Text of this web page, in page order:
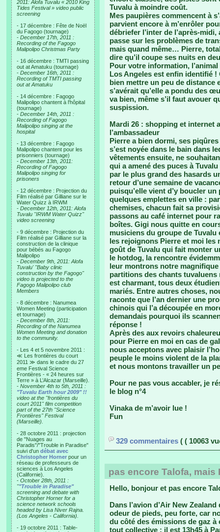
2011: Alofa Tuvalu « 2010 King
Tides Festival » video public
screening
- 17 décembre : Fête de Noël
du Fagogo (tournage)
- December 17th, 2011 :
Recording of the Fagogo
Malipolipo Christmas Party
- 16 décembre : TMTI passing
out at Amatuku (tournage)
- December 16th, 2011 :
Recording of TMTI passing
out at Amatuku
- 14 décembre : Fagogo
Malipolipo chantent à l'hôpital
(tournage)
- December 14th, 2011 :
Recording of Fagogo
Malipolipo singing at the
hospital
- 13 décembre : Fagogo
Malipolipo chantent pour les
prisonniers (tournage)
- December 13th, 2011:
Recording of Fagogo
Malipolipo singing for
prisoners
- 12 décembre : Projection du
Film réalisé par Gilliane sur le
Water Quizz à IRWM
- December 12th, 2011: Alofa
Tuvalu "IRWM Water Quizz"
video screening
- 9 décembre : Projection du
Film réalisé par Gilliane sur la
construction de la clinique
pour bébés au Fagogo
Malipolipo
- December 9th, 2011: Alofa
Tuvalu' "Baby clinic
construction by the Fagogo"
video is projected to the
Fagogo Malipolipo club
Members
- 8 décembre : Nanumea
Women Meeting (participation
et tournage)
- December 8th, 2011:
Recording of the Nanumea
Women Meeting and donation
to the community.
- Les 4 et 5 novembre 2011 :
≪ Les frontières du court
2011 ≫ dans le cadre du 27
eme Festival Science
Frontières - « 24 heures sur
Terre » à L’Alcazar (Marseille).
- November 4th to 5th, 2011 :
"Tuvalu Earth hour 2009" !!
video at the "frontières du
court 2011" film competition
part of the 27th "Science
Frontières" Festival
(Marseille).
- 28 octobre 2011 : projection
de "Nuages au
Paradis"/"Trouble in Paradise"
suivi d'un débat avec
Christopher Horner pour un
réseau de professeurs de
sciences à Los Angeles
(Californie).
- October 28th, 2011 :
""Trouble in Paradise"
screening and debate with
Christopher Horner for a
science network schools
headed by Lisa Niver Rajna.
(Los Angeles - California).
- 19 octobre 2011 : Table-
Tuvalu à moindre coût.
Mes paupières commencent à
parvient encore à m’enrôler
débriefer l’inter de l’après-
passe sur les problèmes de
mais quand même… Pierre,
dire qu’il coupe ses nuits en
Pour votre information,
Los Angeles est enfin identifié !
bien mettre un peu de distance
s’avérait qu’elle a pondu des
va bien, même s’il faut avouer
suspission.
Mardi 26 : shopping et internet
l’ambassadeur
Pierre a bien dormi, ses
s’est noyée dans le bain dans
vêtements ensuite, ne
qui a amené des puces à
par le plus grand des hasards
retour d’une semaine de
puisqu’elle vient d’y boucler
quelques emplettes en ville :
chemises, chacun fait sa
passons au café internet pour
boîtes. Gigi nous quitte en
musiciens du groupe de Tuvalu
les rejoignons Pierre et moi les
goût de Tuvalu qui fait monter
le hotdog, la rencontre
leur montrons notre
partitions des chants
est charmant, tous deux
mariés. Entre autres choses,
raconte que l’an dernier une
chinois qui l’a découpée en
demandais pourquoi ils
réponse !
Après des aux revoirs
pour Pierre en moi en cas de
nous acceptons avec plaisir
peuple le moins violent de la
et nous montons travailler un
Pour ne pas vous accabler, je
le blog n°4
Vinaka de m’avoir lue !
Fun
329 commentaires ( ( 10063
pas encore Talofa, mais
Hello, bonjour et pas encore
Dans l’avion d’Air New
odeur de pieds, peu forte, car
du côté des émissions de gaz
tout collective : il est 13h45 à